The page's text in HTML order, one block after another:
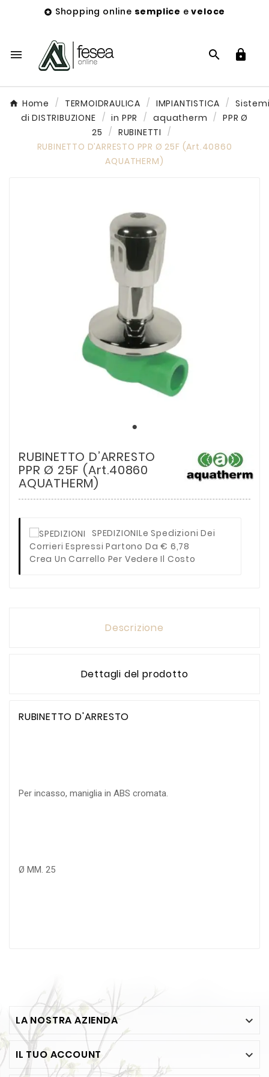
 Shopping online semplice eveloce
  
Home TERMOIDRAULICA IMPIANTISTICA
di DISTRIBUZIONE
in PPR aquatherm
PPR Ø
25
RUBINETTI
RUBINETTO D’ARRESTO PPR Ø 25F (Art.40860
AQUATHERM)
RUBINETTO D’ARRESTO
PPR Ø 25F (Art.40860
AQUATHERM)
SPEDIZIONILe Spedizioni Dei
Corrieri Espressi Partono Da € 6,78
Crea Un Carrello Per Vedere Il Costo
Descrizione
Dettagli del prodotto
RUBINETTO D'ARRESTO
Per incasso, maniglia in ABS cromata.
Ø MM. 25
LA NOSTRA AZIENDA 
IL TUO ACCOUNT 